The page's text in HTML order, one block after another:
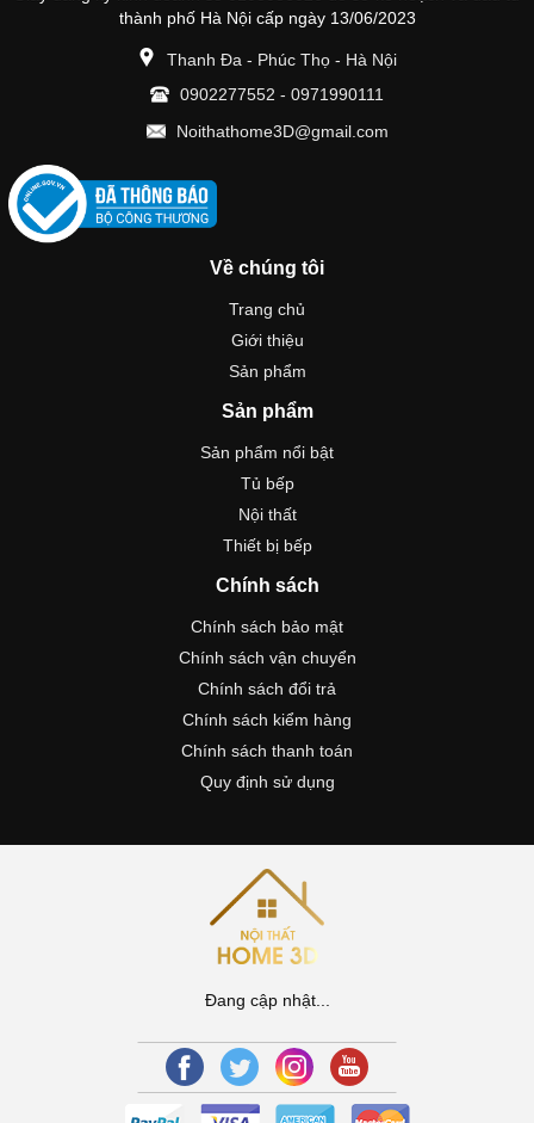
thành phố Hà Nội cấp ngày 13/06/2023
Thanh Đa - Phúc Thọ - Hà Nội
0902277552 - 0971990111
Noithathome3D@gmail.com
Về chúng tôi
Trang chủ
Giới thiệu
Sản phẩm
Sản phẩm
Sản phẩm nổi bật
Tủ bếp
Nội thất
Thiết bị bếp
Chính sách
Chính sách bảo mật
Chính sách vận chuyển
Chính sách đổi trả
Chính sách kiểm hàng
Chính sách thanh toán
Quy định sử dụng
Đang cập nhật...